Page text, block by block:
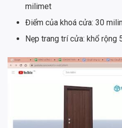
milimet
Điểm của khoá cửa: 30
Nẹp trang trí cửa: khổ